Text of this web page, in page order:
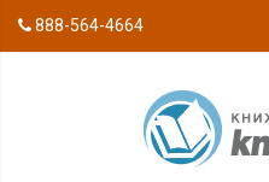
888-564-4664